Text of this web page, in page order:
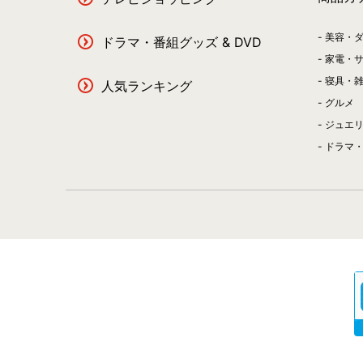
ドラマ・番組グッズ & DVD
人気ランキング
美容・
家電・
寝具・
グルメ
ジュエ
ドラマ